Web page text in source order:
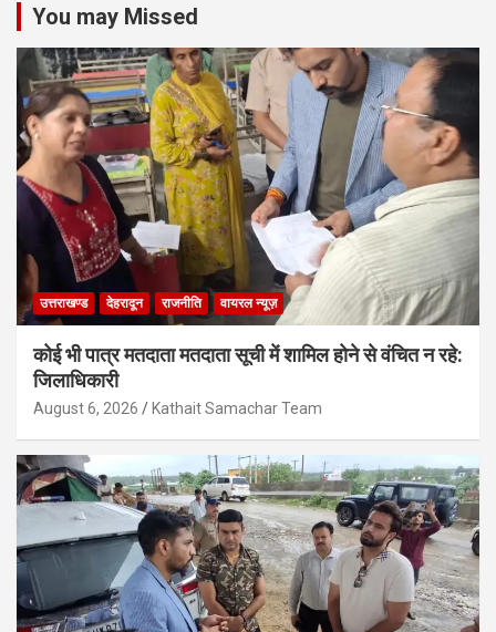
You may Missed
उत्तराखण्ड देहरादून राजनीति वायरल न्यूज़
कोई भी पात्र मतदाता मतदाता सूची में शामिल होने से वंचित न रहे:
जिलाधिकारी
August 6, 2026 Kathait Samachar Team